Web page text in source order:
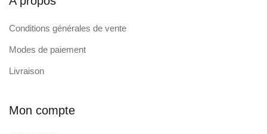
Conditions générales de vente
Modes de paiement
Livraison
Mon compte